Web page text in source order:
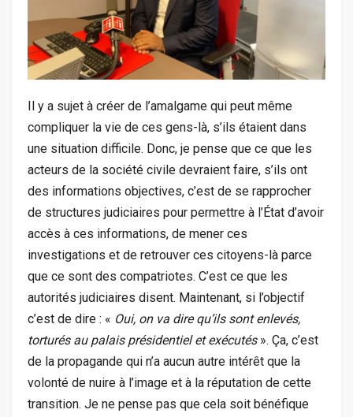
Il y a sujet à créer de l’amalgame qui peut même
compliquer la vie de ces gens-là, s’ils étaient dans
une situation difficile. Donc, je pense que ce que les
acteurs de la société civile devraient faire, s’ils ont
des informations objectives, c’est de se rapprocher
de structures judiciaires pour permettre à l’État d’avoir
accès à ces informations, de mener ces
investigations et de retrouver ces citoyens-là parce
que ce sont des compatriotes. C’est ce que les
autorités judiciaires disent. Maintenant, si l’objectif
c’est de dire : « Oui, on va dire qu’ils sont enlevés,
torturés au palais présidentiel et exécutés ». Ça, c’est
de la propagande qui n’a aucun autre intérêt que la
volonté de nuire à l’image et à la réputation de cette
transition. Je ne pense pas que cela soit bénéfique